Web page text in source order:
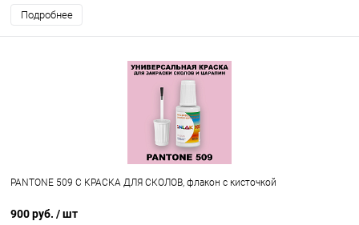
Подробнее
PANTONE 509 C КРАСКА ДЛЯ СКОЛОВ, флакон с кисточкой
900 руб. / шт